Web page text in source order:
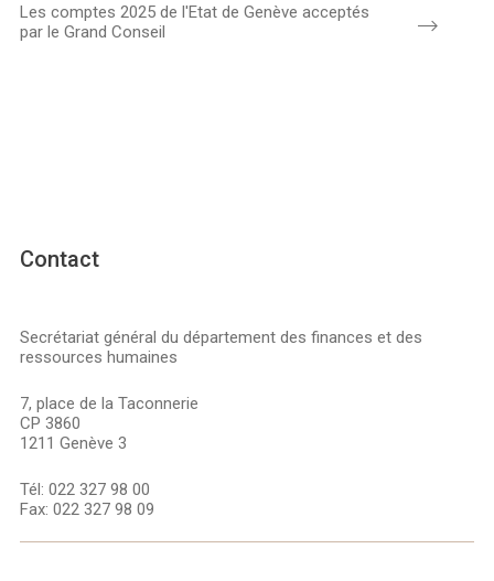
Les comptes 2025 de l'Etat de Genève acceptés
par le Grand Conseil
Contact
Secrétariat général du département des finances et des
ressources humaines
7, place de la Taconnerie
CP 3860
1211 Genève 3
Tél: 022 327 98 00
Fax: 022 327 98 09